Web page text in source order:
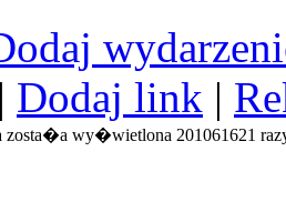
| Dodaj link |
zosta�a wy�wietlona 201061621